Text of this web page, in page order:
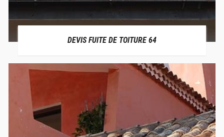
DEVIS FUITE DE TOITURE 64